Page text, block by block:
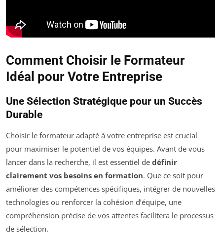
Comment Choisir le Formateur
Idéal pour Votre Entreprise
Une Sélection Stratégique pour un Succès
Durable
Choisir le formateur adapté à votre entreprise est crucial
pour maximiser le potentiel de vos équipes. Avant de vous
lancer dans la recherche, il est essentiel de définir
clairement vos besoins en formation. Que ce soit pour
améliorer des compétences spécifiques, intégrer de nouvelles
technologies ou renforcer la cohésion d’équipe, une
compréhension précise de vos attentes facilitera le processus
de sélection.